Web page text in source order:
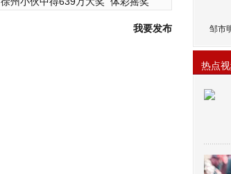
我要发布 邹市
热点